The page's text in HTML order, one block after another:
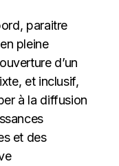
paraitre
pleine
d’un
et inclusif,
à la diffusion
et des